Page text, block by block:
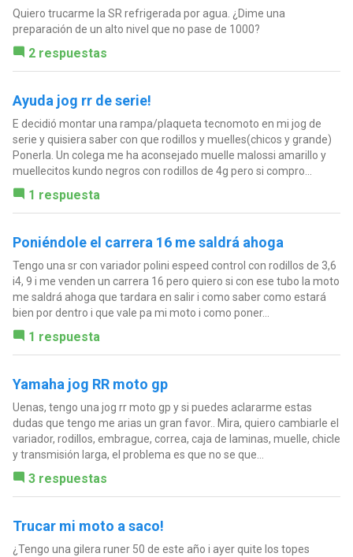
Quiero trucarme la SR refrigerada por agua. ¿Dime una
preparación de un alto nivel que no pase de 1000?
2 respuestas
Ayuda jog rr de serie!
E decidió montar una rampa/plaqueta tecnomoto en mi jog de
serie y quisiera saber con que rodillos y muelles(chicos y grande)
Ponerla. Un colega me ha aconsejado muelle malossi amarillo y
muellecitos kundo negros con rodillos de 4g pero si compro...
1 respuesta
Poniéndole el carrera 16 me saldrá ahoga
Tengo una sr con variador polini espeed control con rodillos de 3,6
i4, 9 i me venden un carrera 16 pero quiero si con ese tubo la moto
me saldrá ahoga que tardara en salir i como saber como estará
bien por dentro i que vale pa mi moto i como poner...
1 respuesta
Yamaha jog RR moto gp
Uenas, tengo una jog rr moto gp y si puedes aclararme estas
dudas que tengo me arias un gran favor.. Mira, quiero cambiarle el
variador, rodillos, embrague, correa, caja de laminas, muelle, chicle
y transmisión larga, el problema es que no se que...
3 respuestas
Trucar mi moto a saco!
¿Tengo una gilera runer 50 de este año i ayer quite los topes